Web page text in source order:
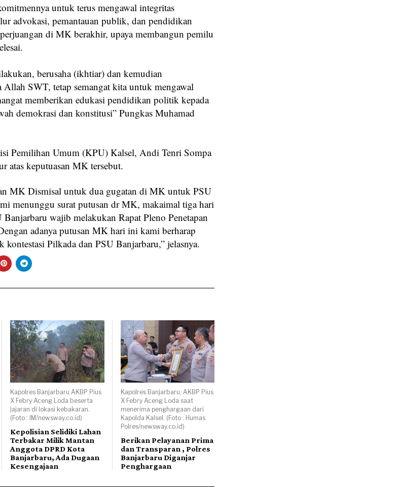
untuk terus mengawal integritas
advokasi, pemantauan publik, dan pendidikan
di MK berakhir, upaya membangun pemilu
berusaha (ikhtiar) dan kemudian
Allah SWT, tetap semangat kita untuk mengawal
memberikan edukasi pendidikan politik kepada
demokrasi dan konstitusi” Pungkas Muhamad
Pemilihan Umum (KPU) Kalsel, Andi Tenri Sompa
atas keputuasan MK tersebut.
MK Dismisal untuk dua gugatan di MK untuk PSU
menunggu surat putusan dr MK, makaimal tiga hari
wajib melakukan Rapat Pleno Penetapan
adanya putusan MK hari ini kami berharap
Pilkada dan PSU Banjarbaru,” jelasnya.
Kapolres Banjarbaru AKBP Pius
X Febry Aceng Loda beserta
jajaran di lokasi kebakaran.
(Foto : IM/newsway.co.id)
Kepolisian Selidiki Lahan
Terbakar Milik Mantan
Anggota DPRD Kota
Banjarbaru, Ada Dugaan
Kesengajaan
Kapolres Banjarbaru, AKBP Pius
X Febry Aceng Loda saat
menerima penghargaan dari
Kapolda Kalsel. (Foto : Humas
Polres/newsway.co.id)
Berikan Pelayanan Prima
dan Transparan , Polres
Banjarbaru Diganjar
Penghargaan